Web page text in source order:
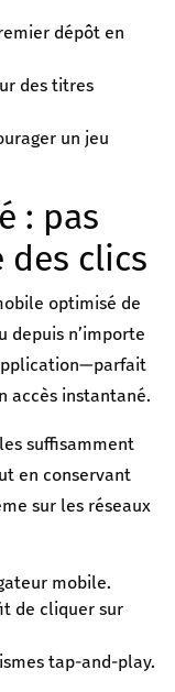
dépôt en
des titres
un jeu
: pas
des clics
optimisé de
depuis n’importe
accès instantané.
suffisamment
en conservant
sur les réseaux
mobile.
de cliquer sur
tap-and-play.